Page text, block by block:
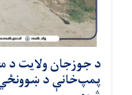
د جوزجان ولایت د
پمپ‌خانې د ښوونځي